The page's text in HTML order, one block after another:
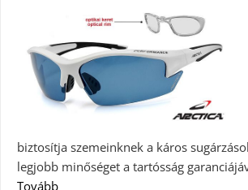
biztosítja szemeinknek a káros
legjobb minőséget a tartósság
Tovább